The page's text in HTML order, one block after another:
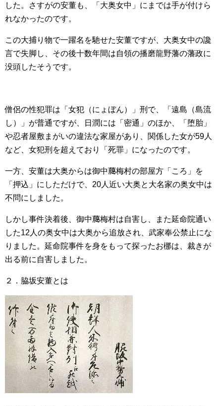
した。さすがの安董も、「大奥女中」にまでは手が付けら
れなかったのです。
この大捕り物で一躍名を馳せた安董ですが、大奥女中の讒
言で失脚し、その後十数年間は自領の播磨龍野藩の藩政に
没頭したそうです。
僧侶の性犯罪は「女犯（にょぼん）」刑で、「遠島（島流
し）」が普通ですが、日潤には「密通」のほか、「堕胎」
や忍者屋敷まがいの違法な家屋があり、関係した女が59人
など、女犯刑を超えており「死罪」になったのです。
一方、安董は大奥からは御中﨟梅村の部屋方「ころ」を
「押込」にしただけで、20人近い大奥と大名家の奥女中は
不問にしました。
しかし事件決着後、御中﨟梅村は自害し、また延命院通い
した12人の奥女中は大奥から追放され、武家奉公禁止にな
りました。延命院事件を身をもって探ったお梛は、裁きが
出る前に自害しました。
２．脇坂安董とは